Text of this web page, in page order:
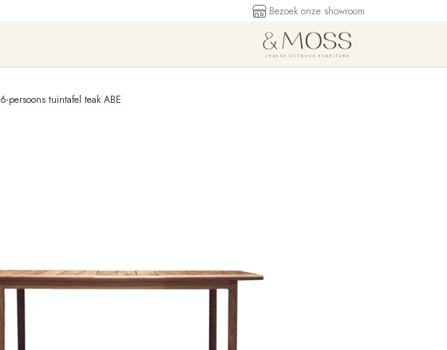
Bezoek onze showroom
6-persoons tuintafel teak ABE